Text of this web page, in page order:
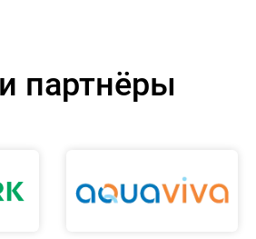
партнёры